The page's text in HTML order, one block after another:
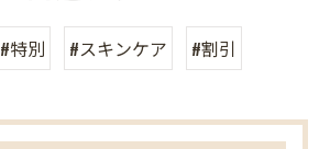
#特別 #スキンケア #割引